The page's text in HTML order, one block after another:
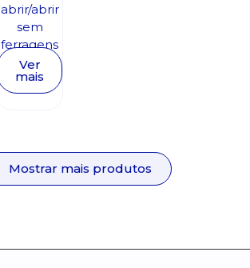
abrir/abrir
sem
ferragens
Ver
mais
Mostrar mais produtos